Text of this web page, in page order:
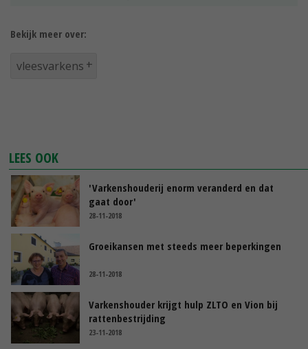
Bekijk meer over:
vleesvarkens
LEES OOK
'Varkenshouderij enorm veranderd en dat
gaat door'
28-11-2018
Groeikansen met steeds meer beperkingen
28-11-2018
Varkenshouder krijgt hulp ZLTO en Vion bij
rattenbestrijding
23-11-2018